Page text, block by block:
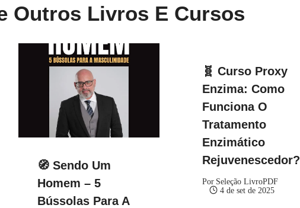
Outros Livros E Cursos
🧭 Sendo Um
Homem – 5
Bússolas Para A
🧬 Curso Proxy
Enzima: Como
Funciona O
Tratamento
Enzimático
Rejuvenescedor?
Por Seleção LivroPDF
4 de set de 2025